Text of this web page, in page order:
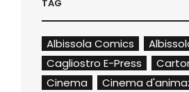
TAG
Albissola Comics
Cagliostro E-Press
Cinema
Cinema